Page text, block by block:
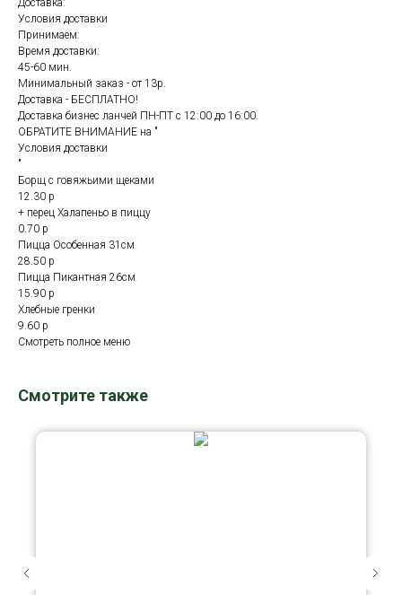
Доставка:
Условия доставки
Принимаем:
Время доставки:
45-60 мин.
Минимальный заказ - от 13р.
Доставка - БЕСПЛАТНО!
Доставка бизнес ланчей ПН-ПТ с 12:00 до 16:00.
ОБРАТИТЕ ВНИМАНИЕ на "
Условия доставки
"
Борщ с говяжьими щеками
12.30 р
+ перец Халапеньо в пиццу
0.70 р
Пицца Особенная 31см
28.50 р
Пицца Пикантная 26см
15.90 р
Хлебные гренки
9.60 р
Смотреть полное меню
Смотрите также